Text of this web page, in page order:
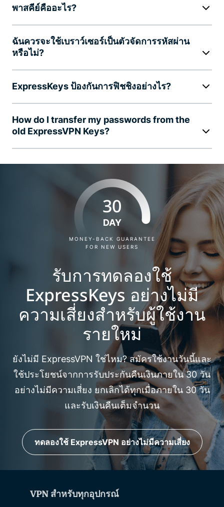
พาสคีย์คืออะไร?
ฉันควรจะใช้เบราว์เซอร์เป็นตัวจัดการรหัสผ่าน
หรือไม่?
ExpressKeys ป้องกันการฟิชชิงอย่างไร?
How do I transfer my passwords from the
old ExpressVPN Keys?
30
DAY
MONEY-BACK GUARANTEE
FOR NEW USERS
รับการทดลองใช้
ExpressKeys อย่างไม่มี
ความเสี่ยงสำหรับผู้ใช้งาน
รายใหม่
ยังไม่มี ExpressVPN ใช่ไหม? สมัครใช้งานวันนี้และ
ใช้ประโยชน์จากการรับประกันคืนเงินภายใน 30 วัน
อย่างไม่มีความเสี่ยง ยกเลิกได้ทุกเมื่อภายใน 30 วัน
และรับเงินคืนเต็มจำนวน
ทดลองใช้ ExpressVPN อย่างไม่มีความเสี่ยง
VPN สำหรับทุกอุปกรณ์